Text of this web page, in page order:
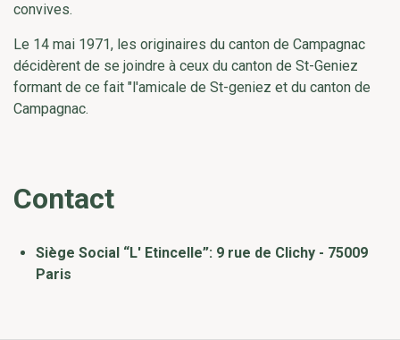
convives.
Le 14 mai 1971, les originaires du canton de Campagnac
décidèrent de se joindre à ceux du canton de St-Geniez
formant de ce fait "l'amicale de St-geniez et du canton de
Campagnac.
Contact
Siège Social “L' Etincelle”: 9 rue de Clichy - 75009
Paris